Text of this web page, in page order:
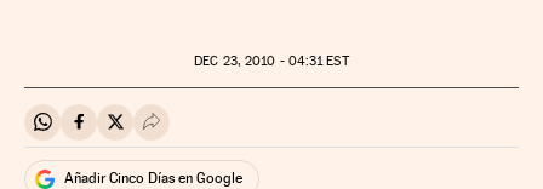
DEC 23, 2010 - 04:31 EST
Compartir en Whatsapp
Compartir en Facebook
Compartir en Twitter
Desplegar Redes Sociales
Añadir Cinco Días en Google